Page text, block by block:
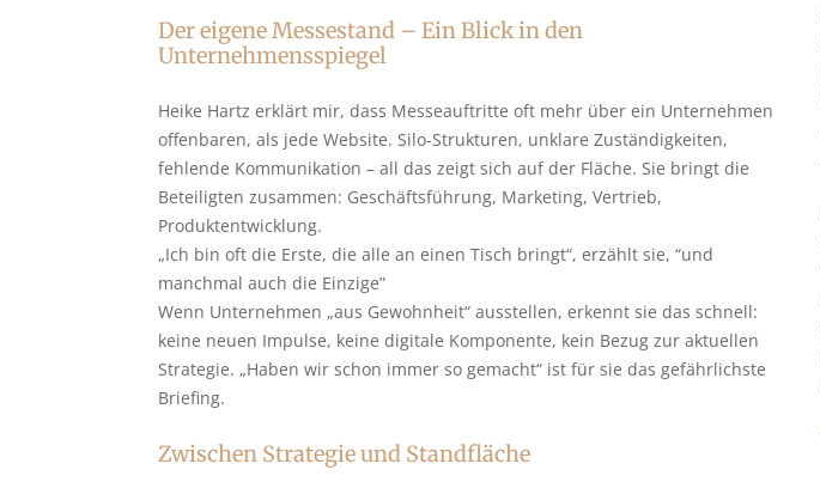
Der eigene Messestand – Ein Blick in den
Unternehmensspiegel
Heike Hartz erklärt mir, dass Messeauftritte oft mehr über ein Unternehmen
offenbaren, als jede Website. Silo-Strukturen, unklare Zuständigkeiten,
fehlende Kommunikation – all das zeigt sich auf der Fläche. Sie bringt die
Beteiligten zusammen: Geschäftsführung, Marketing, Vertrieb,
Produktentwicklung.
„Ich bin oft die Erste, die alle an einen Tisch bringt“, erzählt sie, “und
manchmal auch die Einzige”
Wenn Unternehmen „aus Gewohnheit“ ausstellen, erkennt sie das schnell:
keine neuen Impulse, keine digitale Komponente, kein Bezug zur aktuellen
Strategie. „Haben wir schon immer so gemacht“ ist für sie das gefährlichste
Briefing.
Zwischen Strategie und Standfläche